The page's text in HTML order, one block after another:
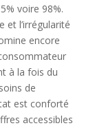
voire 98%.
et l’irrégularité
encore
à la fois du
de
est conforté
accessibles